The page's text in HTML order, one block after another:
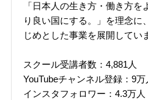
「日本人の生き方・働き方を
り良い国にする。」を理念に
じめとした事業を展開してい
スクール受講者数：4,881人
YouTubeチャンネル登録：9万
インスタフォロワー：4.3万人